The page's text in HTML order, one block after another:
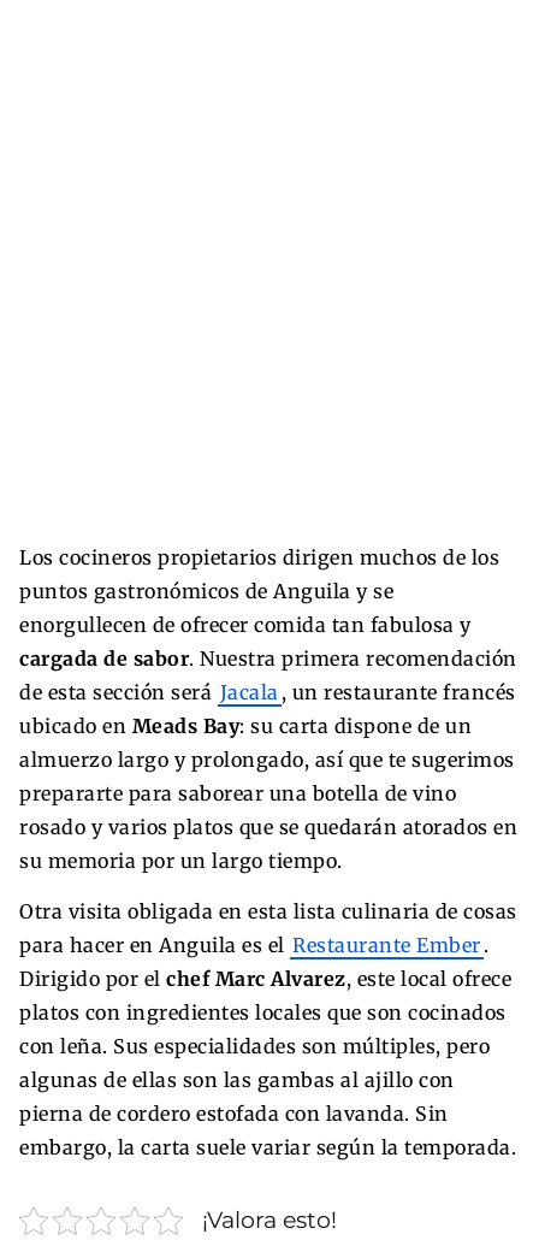
Los cocineros propietarios dirigen muchos de los
puntos gastronómicos de Anguila y se
enorgullecen de ofrecer comida tan fabulosa y
cargada de sabor. Nuestra primera recomendación
de esta sección será Jacala , un restaurante francés
ubicado en Meads Bay: su carta dispone de un
almuerzo largo y prolongado, así que te sugerimos
prepararte para saborear una botella de vino
rosado y varios platos que se quedarán atorados en
su memoria por un largo tiempo.
Otra visita obligada en esta lista culinaria de cosas
para hacer en Anguila es el Restaurante Ember .
Dirigido por el chef Marc Alvarez, este local ofrece
platos con ingredientes locales que son cocinados
con leña. Sus especialidades son múltiples, pero
algunas de ellas son las gambas al ajillo con
pierna de cordero estofada con lavanda. Sin
embargo, la carta suele variar según la temporada.
¡Valora esto!